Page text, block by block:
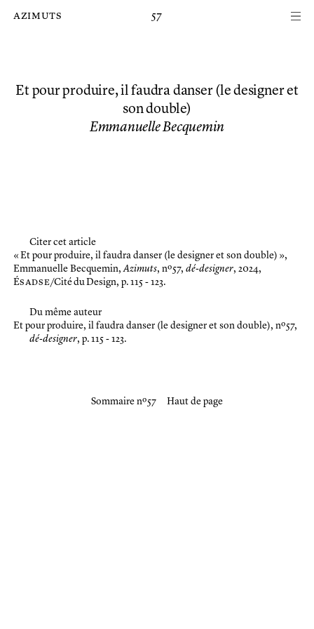
azimuts 57
Et pour produire, il faudra danser (le designer et
son double)
Emmanuelle Becquemin
Citer cet article
« Et pour produire, il faudra danser (le designer et son double) »,
Emmanuelle Becquemin,Azimuts, nº 57, dé-designer, 2024,
Ésadse/Cité du Design, p. 115 - 123.
Du même auteur
Et pour produire, il faudra danser (le designer et son double), nº 57,
dé-designer, p. 115 - 123.
Sommaire nº 57 Haut de page